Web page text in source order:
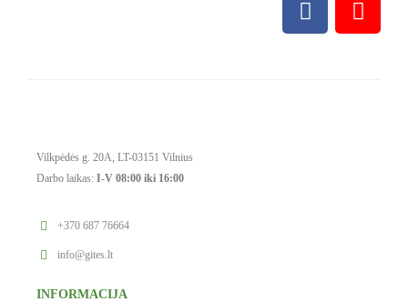
Vilkpėdės g. 20A, LT-03151 Vilnius
Darbo laikas: I-V 08:00 iki 16:00
+370 687 76664
info@gites.lt
INFORMACIJA